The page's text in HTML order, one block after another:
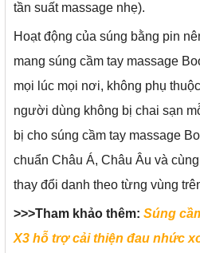
tần suất massage nhẹ).
Hoạt động của súng bằng pin
mang súng cầm tay massage
mọi lúc mọi nơi, không phụ
người dùng không bị chai sạn
bị cho súng cầm tay massage
chuẩn Châu Á, Châu Âu và
thay đổi danh theo từng vùng
>>>Tham khảo thêm: Súng
X3 hỗ trợ cải thiện đau nhức